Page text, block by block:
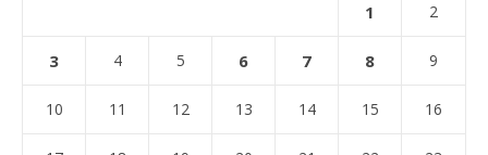
1 2
3 4 5 6 7 8 9
10 11 12 13 14 15 16